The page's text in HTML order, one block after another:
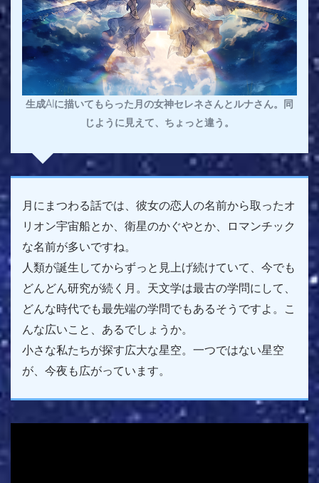
生成AIに描いてもらった月の女神セレネさんとルナさん。同
じように見えて、ちょっと違う。
月にまつわる話では、彼女の恋人の名前から取ったオ
リオン宇宙船とか、衛星のかぐやとか、ロマンチック
な名前が多いですね。
人類が誕生してからずっと見上げ続けていて、今でも
どんどん研究が続く月。天文学は最古の学問にして、
どんな時代でも最先端の学問でもあるそうですよ。こ
んな広いこと、あるでしょうか。
小さな私たちが探す広大な星空。一つではない星空
が、今夜も広がっています。